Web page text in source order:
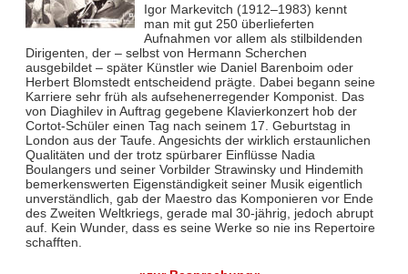
Igor Markevitch (1912–1983) kennt
man mit gut 250 überlieferten
Aufnahmen vor allem als stilbildenden
Dirigenten, der – selbst von Hermann Scherchen
ausgebildet – später Künstler wie Daniel Barenboim oder
Herbert Blomstedt entscheidend prägte. Dabei begann seine
Karriere sehr früh als aufsehenerregender Komponist. Das
von Diaghilev in Auftrag gegebene Klavierkonzert hob der
Cortot-Schüler einen Tag nach seinem 17. Geburtstag in
London aus der Taufe. Angesichts der wirklich erstaunlichen
Qualitäten und der trotz spürbarer Einflüsse Nadia
Boulangers und seiner Vorbilder Strawinsky und Hindemith
bemerkenswerten Eigenständigkeit seiner Musik eigentlich
unverständlich, gab der Maestro das Komponieren vor Ende
des Zweiten Weltkriegs, gerade mal 30-jährig, jedoch abrupt
auf. Kein Wunder, dass es seine Werke so nie ins Repertoire
schafften.